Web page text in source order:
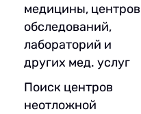
медицины, центров
обследований,
лабораторий и
других мед. услуг
Поиск центров
неотложной